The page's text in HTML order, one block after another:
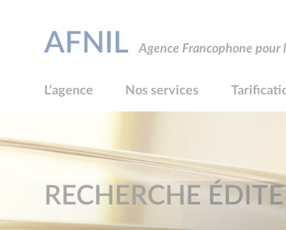
AFNIL Agence Francophone
L’agence Nos services
RECHERCHE